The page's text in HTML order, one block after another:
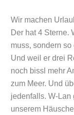
Wir machen
Der hat 4 Sterne.
muss, sondern
Und weil er drei
noch bissl mehr
zum Meer. Und
jedenfalls. W-Lan
unserem